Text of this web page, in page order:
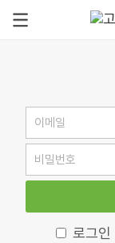
로그인